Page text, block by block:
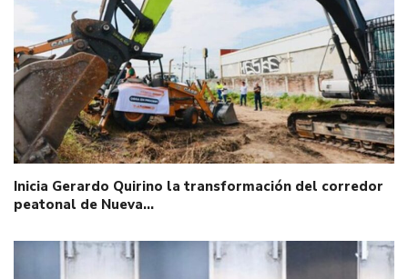
Inicia Gerardo Quirino la transformación del corredor
peatonal de Nueva…